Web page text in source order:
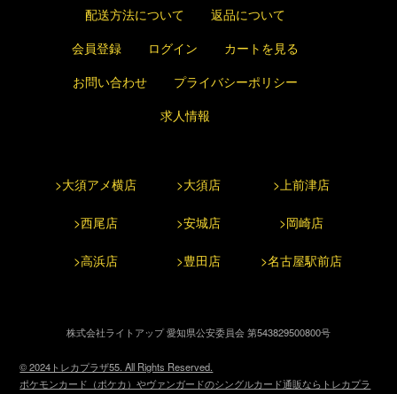
配送方法について
返品について
会員登録
ログイン
カートを見る
お問い合わせ
プライバシーポリシー
求人情報
>大須アメ横店 >大須店 >上前津店
>西尾店 >安城店 >岡崎店
>高浜店 >豊田店 >名古屋駅前店
株式会社ライトアップ 愛知県公安委員会 第543829500800号
© 2024トレカプラザ55. All Rights Reserved.
ポケモンカード（ポケカ）やヴァンガードのシングルカード通販ならトレカプラ